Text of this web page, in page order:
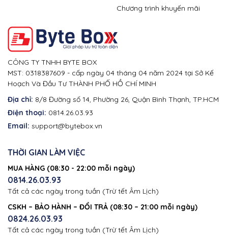
Chương trình khuyến mãi
CÔNG TY TNHH BYTE BOX
MST: 0318387609 - cấp ngày 04 tháng 04 năm 2024 tại Sở Kế
Hoạch Và Đầu Tư THÀNH PHỐ HỒ CHÍ MINH
Địa chỉ: 8/8 Đường số 14, Phường 26, Quận Bình Thạnh, TP.HCM
Điện thoại: 0814.26.03.93
Email: support@bytebox.vn
THỜI GIAN LÀM VIỆC
MUA HÀNG (08:30 - 22:00 mỗi ngày)
0814.26.03.93
Tất cả các ngày trong tuần (Trừ tết Âm Lịch)
CSKH – BẢO HÀNH – ĐỔI TRẢ (08:30 – 21:00 mỗi ngày)
0824.26.03.93
Tất cả các ngày trong tuần (Trừ tết Âm Lịch)